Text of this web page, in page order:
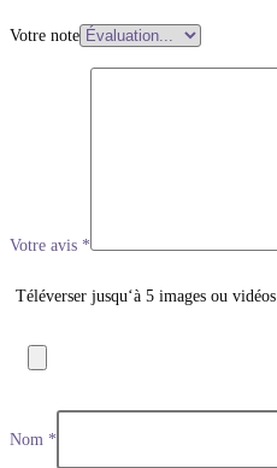
Votre note
Votre avis *
Téléverser jusqu‘à 5 images ou vidéos
Nom *